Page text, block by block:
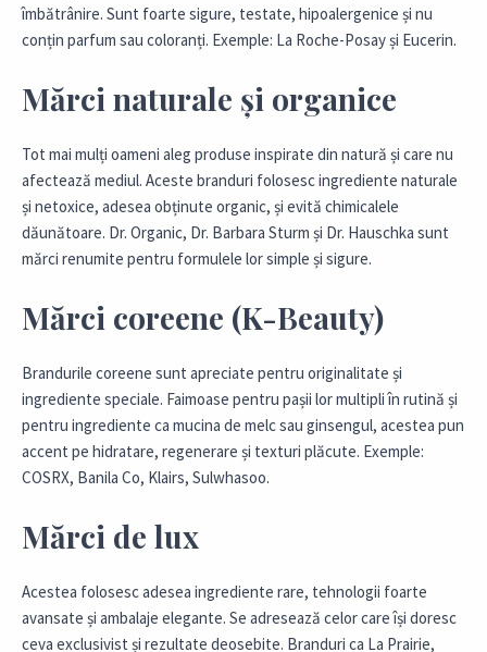
îmbătrânire. Sunt foarte sigure, testate, hipoalergenice și nu
conțin parfum sau coloranți. Exemple: La Roche-Posay și Eucerin.
Mărci naturale și organice
Tot mai mulți oameni aleg produse inspirate din natură și care nu
afectează mediul. Aceste branduri folosesc ingrediente naturale
și netoxice, adesea obținute organic, și evită chimicalele
dăunătoare. Dr. Organic, Dr. Barbara Sturm și Dr. Hauschka sunt
mărci renumite pentru formulele lor simple și sigure.
Mărci coreene (K-Beauty)
Brandurile coreene sunt apreciate pentru originalitate și
ingrediente speciale. Faimoase pentru pașii lor multipli în rutină și
pentru ingrediente ca mucina de melc sau ginsengul, acestea pun
accent pe hidratare, regenerare și texturi plăcute. Exemple:
COSRX, Banila Co, Klairs, Sulwhasoo.
Mărci de lux
Acestea folosesc adesea ingrediente rare, tehnologii foarte
avansate și ambalaje elegante. Se adresează celor care își doresc
ceva exclusivist și rezultate deosebite. Branduri ca La Prairie,